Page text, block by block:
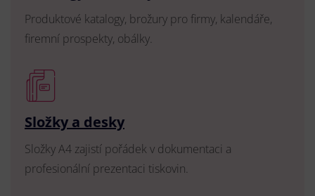
Produktové katalogy, brožury pro firmy, kalendáře,
firemní prospekty, obálky.
Složky a desky
Složky A4 zajistí pořádek v dokumentaci a
profesionální prezentaci tiskovin.